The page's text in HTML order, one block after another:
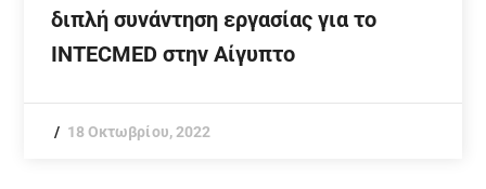
διπλή συνάντηση εργασίας για το
INTECMED στην Αίγυπτο
18 Οκτωβρίου, 2022